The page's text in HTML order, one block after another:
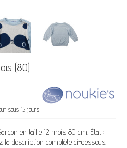
(80)
sous 15 jours
en taille 12 mois 80 cm. État :
la description complète ci-dessous.